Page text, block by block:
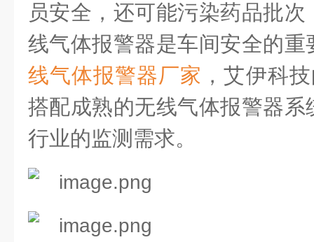
员安全，还可能污染药品批
线气体报警器是车间安全的重
线气体报警器厂家 ，艾伊科
搭配成熟的无线气体报警器
行业的监测需求。